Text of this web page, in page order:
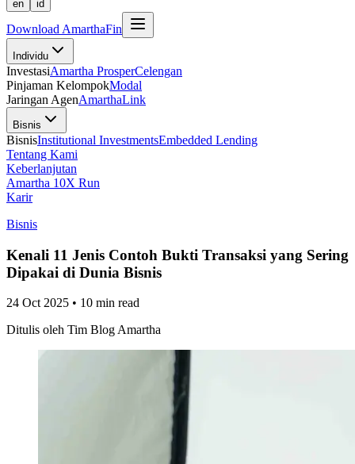
en id
Download AmarthaFin
Individu
InvestasiAmartha ProsperCelengan
Pinjaman KelompokModal
Jaringan AgenAmarthaLink
Bisnis
BisnisInstitutional InvestmentsEmbedded Lending
Tentang Kami
Keberlanjutan
Amartha 10X Run
Karir
Bisnis
Kenali 11 Jenis Contoh Bukti Transaksi yang Sering
Dipakai di Dunia Bisnis
24 Oct 2025 • 10 min read
Ditulis oleh Tim Blog Amartha